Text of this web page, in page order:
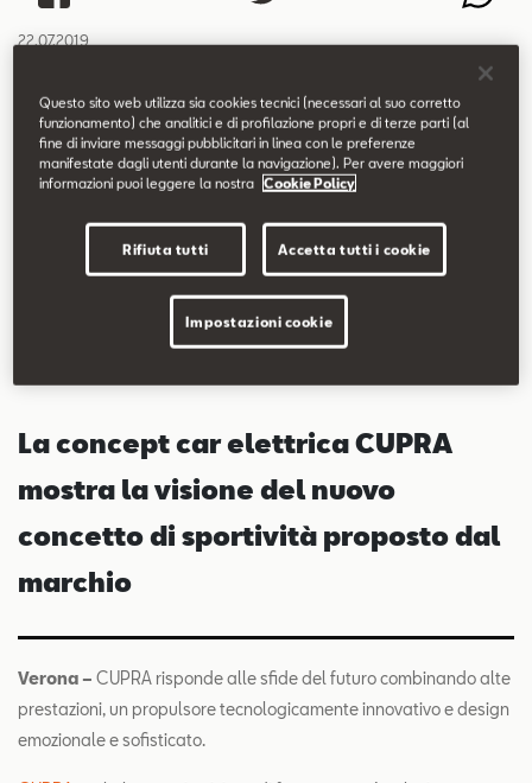
Configuratore
22.07.2019
/ La concept car elettrica CUPRA mostra la visione del
nuovo concetto di sportività proposto dal marchio
di una sport coupé e la forza di un SUV
/ La concept car CUPRA farà il proprio debutto all’IAA
La concept car elettrica CUPRA
mostra la visione del nuovo
concetto di sportività proposto dal
marchio
Verona – CUPRA risponde alle sfide del futuro combinando alte
prestazioni, un propulsore tecnologicamente innovativo e design
emozionale e sofisticato.
Questo sito web utilizza sia cookies tecnici (necessari al suo corretto
funzionamento) che analitici e di profilazione propri e di terze parti (al
fine di inviare messaggi pubblicitari in linea con le preferenze
manifestate dagli utenti durante la navigazione). Per avere maggiori
informazioni puoi leggere la nostra
Cookie Policy
Rifiuta tutti Accetta tutti i cookie
Impostazioni cookie